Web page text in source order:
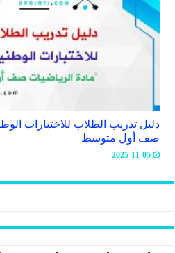
دليل تدريب الطلاب للاختبارات
صف أول متوسط
2025-11-05